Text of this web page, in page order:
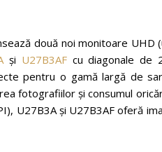
două noi monitoare
și U27B3AFcu diagonale de
pentru o gamă largă de
fotografiilor și consumul
U27B3A și U27B3AF oferă